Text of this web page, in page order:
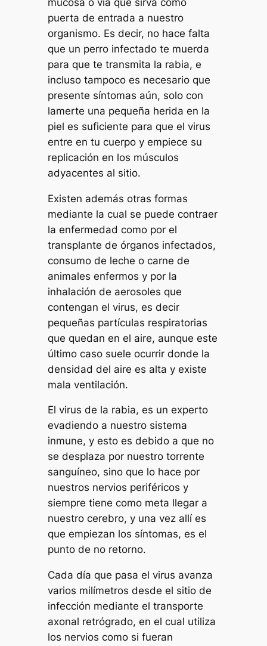
puerta de entrada a nuestro
organismo. Es decir, no hace falta
que un perro infectado te muerda
para que te transmita la rabia, e
incluso tampoco es necesario que
presente síntomas aún, solo con
lamerte una pequeña herida en la
piel es suficiente para que el virus
entre en tu cuerpo y empiece su
replicación en los músculos
adyacentes al sitio.
Existen además otras formas
mediante la cual se puede contraer
la enfermedad como por el
transplante de órganos infectados,
consumo de leche o carne de
animales enfermos y por la
inhalación de aerosoles que
contengan el virus, es decir
pequeñas partículas respiratorias
que quedan en el aire, aunque este
último caso suele ocurrir donde la
densidad del aire es alta y existe
mala ventilación.
El virus de la rabia, es un experto
evadiendo a nuestro sistema
inmune, y esto es debido a que no
se desplaza por nuestro torrente
sanguíneo, sino que lo hace por
nuestros nervios periféricos y
siempre tiene como meta llegar a
nuestro cerebro, y una vez allí es
que empiezan los síntomas, es el
punto de no retorno.
Cada día que pasa el virus avanza
varios milímetros desde el sitio de
infección mediante el transporte
axonal retrógrado, en el cual utiliza
los nervios como si fueran